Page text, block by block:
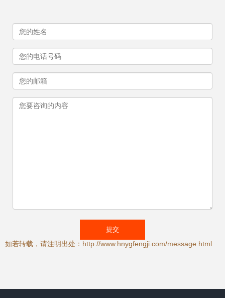
如若转载，请注明出处：http://www.hnygfengji.com/message.html